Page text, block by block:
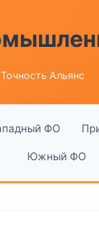
Альянс
ФО
Южный ФО